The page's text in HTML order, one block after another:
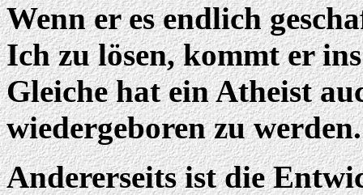
Wenn er es endlich
Ich zu lösen, kommt er
Gleiche hat ein Atheist
wiedergeboren zu werden.
Andererseits ist die